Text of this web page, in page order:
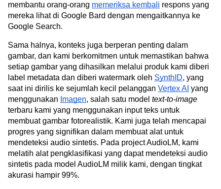
membantu orang-orang memeriksa kembali respons yang
mereka lihat di Google Bard dengan mengaitkannya ke
Google Search.
Sama halnya, konteks juga berperan penting dalam
gambar, dan kami berkomitmen untuk memastikan bahwa
setiap gambar yang dihasilkan melalui produk kami diberi
label metadata dan diberi watermark oleh SynthID, yang
saat ini dirilis ke sejumlah kecil pelanggan Vertex AI yang
menggunakan Imagen, salah satu model text-to-image
terbaru kami yang menggunakan input teks untuk
membuat gambar fotorealistik. Kami juga telah mencapai
progres yang signifikan dalam membuat alat untuk
mendeteksi audio sintetis. Pada project AudioLM, kami
melatih alat pengklasifikasi yang dapat mendeteksi audio
sintetis pada model AudioLM milik kami, dengan tingkat
akurasi hampir 99%.